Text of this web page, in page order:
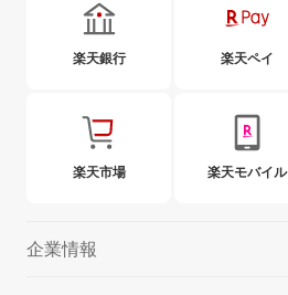
楽天銀行 楽天ペイ
楽天市場 楽天モバイル
企業情報